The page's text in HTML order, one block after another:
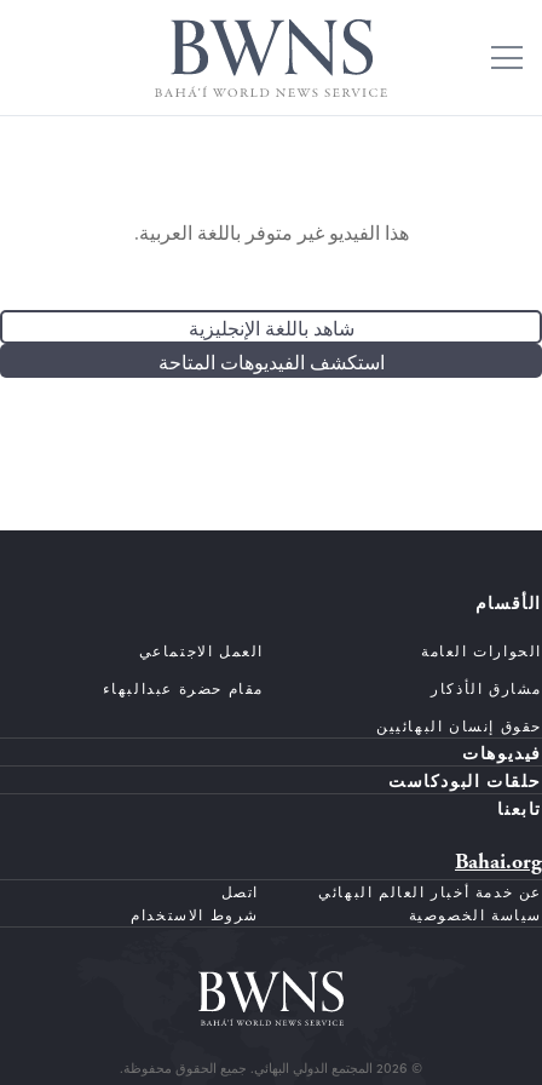
هذا الفيديو غير متوفر باللغة العربية.
شاهد باللغة الإنجليزية
استكشف الفيديوهات المتاحة
الأقسام
الحوارات العامة
العمل الاجتماعي
مشارق الأذكار
مقام حضرة عبدالبهاء
حقوق إنسان البهائيين
فيديوهات
حلقات البودكاست
تابعنا
Bahai.org
عن خدمة أخبار العالم البهائي
اتصل
سياسة الخصوصية
شروط الاستخدام
© 2026 المجتمع الدولي البهائي. جميع الحقوق محفوظة.